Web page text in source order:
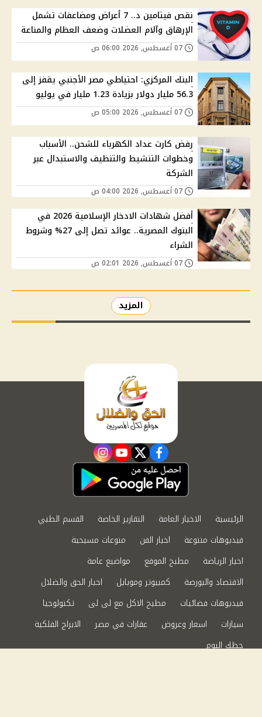
نقص فيتامين د.. 7 أعراض ومضاعفات تشمل
الإرهاق وآلام العضلات وضعف العظام والمناعة
البنك المركزي: احتياطي مصر الأجنبي يقفز إلى
56.3 مليار دولار بزيادة 1.23 مليار في يوليو
رفض كارت عداد الكهرباء للشحن.. الأسباب
وخطوات التنشيط والتنظيف والاستبدال عبر
الشركة
أفضل شهادات الادخار الإسلامية 2026 في
البنوك المصرية.. عوائد تصل إلى 27% وشروط
الشراء
المزيد
facebook
twitter
youtube
instagram
الرئيسية الاخبار العامة التقارير الخاصة
القسم الطبي
فيديوهات متنوعة
اخبار الفن
منوعات مسيحية
اخبار الرياضة
مطبخ الموقع
مواضيع عامة
الاقتصاد والبورصة
كمبيوتر وموبايل
اخبار الحق والضلال
فيديوهات فضائيات
مطبخ الاكل مع لى لى
تكنولوجيا
سيارات
اسعار وعروض عقارات في مصر
الابراج الفلكية
حظك اليوم